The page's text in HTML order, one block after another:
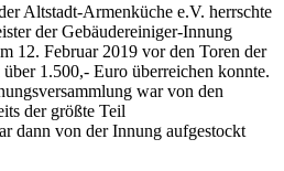
Altstadt-Armenküche e.V. herrschte
der Gebäudereiniger-Innung
12. Februar 2019 vor den Toren der
1.500,- Euro überreichen konnte.
war von den
der größte Teil
dann von der Innung aufgestockt